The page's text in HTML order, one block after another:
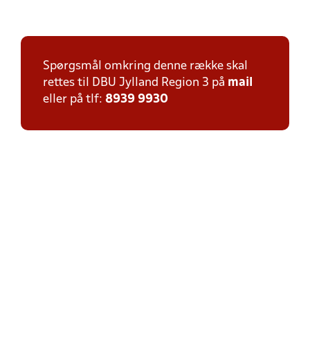
Spørgsmål omkring denne række skal
rettes til DBU Jylland Region 3 på mail
eller på tlf: 8939 9930